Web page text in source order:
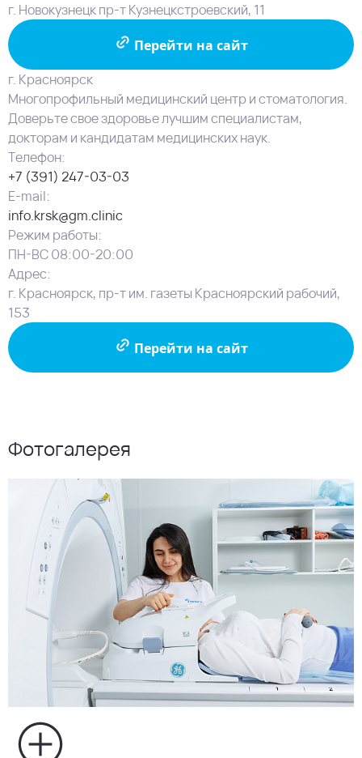
г. Новокузнецк пр-т Кузнецкстроевский, 11
Перейти на сайт
г. Красноярск
Многопрофильный медицинский центр и стоматология.
Доверьте свое здоровье лучшим специалистам,
докторам и кандидатам медицинских наук.
Телефон:
+7 (391) 247-03-03
E-mail:
info.krsk@gm.clinic
Режим работы:
ПН-ВС 08:00-20:00
Адрес:
г. Красноярск, пр-т им. газеты Красноярский рабочий,
153
Перейти на сайт
Фотогалерея